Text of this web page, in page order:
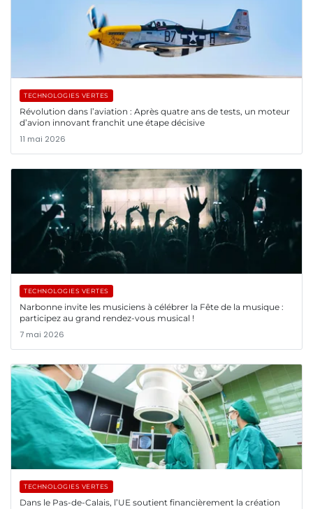
TECHNOLOGIES VERTES
Révolution dans l’aviation : Après quatre ans de tests, un moteur
d’avion innovant franchit une étape décisive
11 mai 2026
TECHNOLOGIES VERTES
Narbonne invite les musiciens à célébrer la Fête de la musique :
participez au grand rendez-vous musical !
7 mai 2026
TECHNOLOGIES VERTES
Dans le Pas-de-Calais, l’UE soutient financièrement la création